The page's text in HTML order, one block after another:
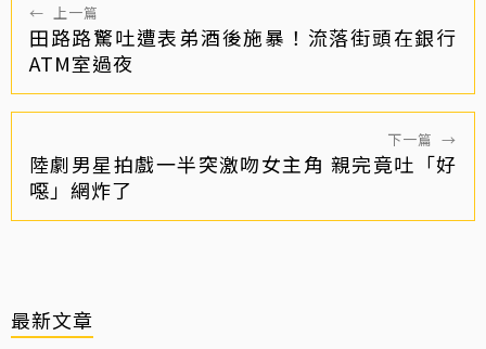
← 上一篇
田路路驚吐遭表弟酒後施暴！流落街頭在銀行
ATM室過夜
下一篇 →
陸劇男星拍戲一半突激吻女主角 親完竟吐「好
噁」網炸了
最新文章